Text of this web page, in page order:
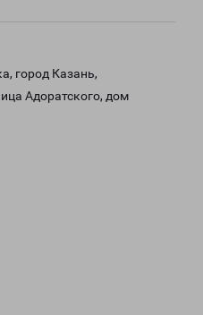
город Казань,
Адоратского, дом